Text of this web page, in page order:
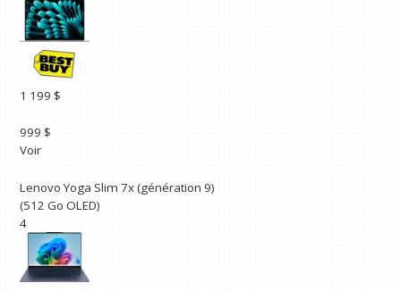
1 199 $
999 $
Voir
Lenovo Yoga Slim 7x (génération 9)
(512 Go OLED)
4